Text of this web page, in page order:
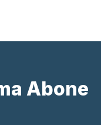
Abone